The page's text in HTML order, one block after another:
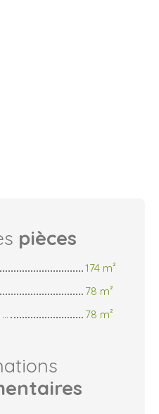
pièces
174 m²
78 m²
78 m²